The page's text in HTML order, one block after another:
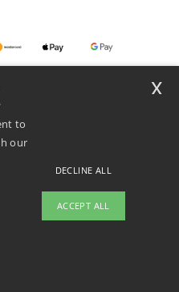
zastrzeżone
to
our
DECLINE ALL
ACCEPT ALL
x